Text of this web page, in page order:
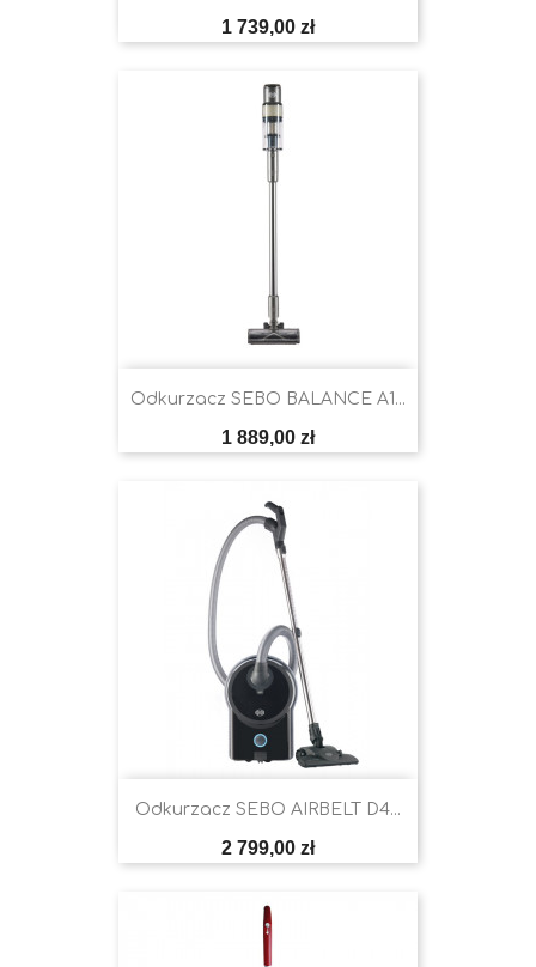
Cena
1 739,00 zł
Odkurzacz SEBO BALANCE A1...
Cena
1 889,00 zł
Odkurzacz SEBO AIRBELT D4...
Cena
2 799,00 zł